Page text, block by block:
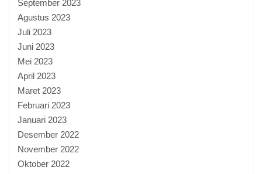
September 2023
Agustus 2023
Juli 2023
Juni 2023
Mei 2023
April 2023
Maret 2023
Februari 2023
Januari 2023
Desember 2022
November 2022
Oktober 2022